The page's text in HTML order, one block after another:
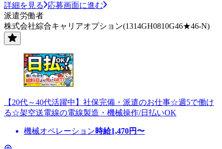
詳細を見る
応募画面に進む
派遣労働者
株式会社綜合キャリアオプション(1314GH0810G46★46-N)
【20代～40代活躍中】社保完備・派遣のお仕事☆週5で働け
る☆架空送電線の電線製造・機械操作/日払いOK
機械オペレーション時給1,470円〜